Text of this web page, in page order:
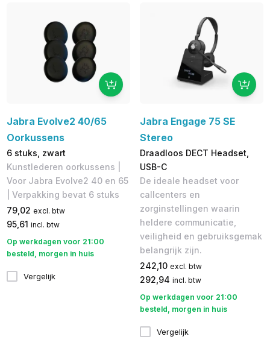
Jabra Evolve2 40/65
Oorkussens
6 stuks, zwart
Kunstlederen oorkussens |
Voor Jabra Evolve2 40 en 65
| Verpakking bevat 6 stuks
79,02 excl. btw
95,61 incl. btw
Op werkdagen voor 21:00
besteld, morgen in huis
Vergelijk
Jabra Engage 75 SE
Stereo
Draadloos DECT Headset,
USB-C
De ideale headset voor
callcenters en
zorginstellingen waarin
heldere communicatie,
veiligheid en gebruiksgemak
belangrijk zijn.
242,10 excl. btw
292,94 incl. btw
Op werkdagen voor 21:00
besteld, morgen in huis
Vergelijk